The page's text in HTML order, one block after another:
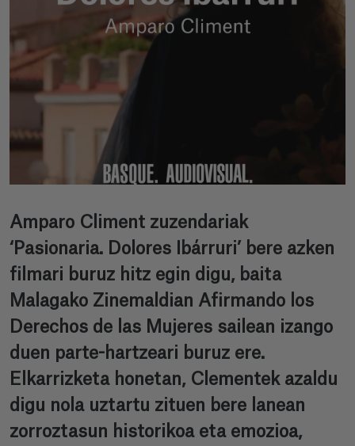
Amparo Climent zuzendariak
‘Pasionaria. Dolores Ibárruri’ bere azken
filmari buruz hitz egin digu, baita
Malagako Zinemaldian Afirmando los
Derechos de las Mujeres sailean izango
duen parte-hartzeari buruz ere.
Elkarrizketa honetan, Clementek azaldu
digu nola uztartu zituen bere lanean
zorroztasun historikoa eta emozioa,